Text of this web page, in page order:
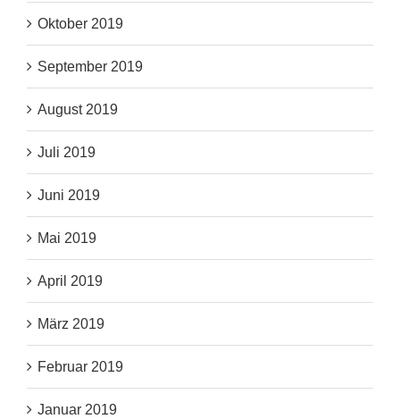
Oktober 2019
September 2019
August 2019
Juli 2019
Juni 2019
Mai 2019
April 2019
März 2019
Februar 2019
Januar 2019